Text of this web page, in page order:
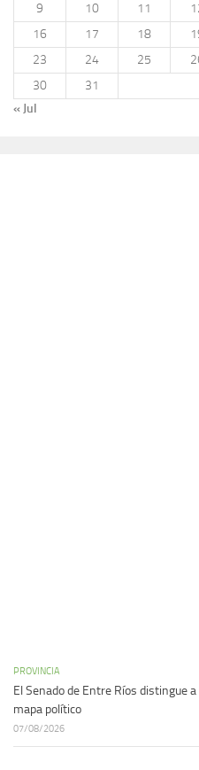
9
10 11
16
17 18
23
24 25
30
31
« Jul
PROVINCIA
El Senado de Entre Ríos distingue
mapa político
07/08/2026